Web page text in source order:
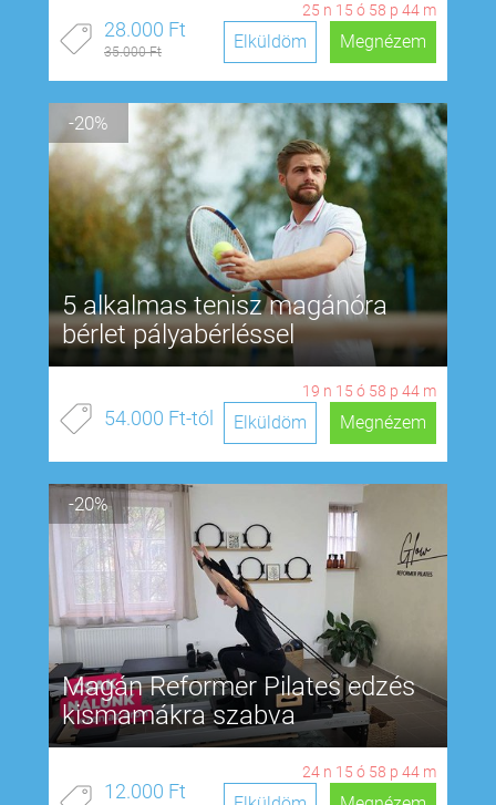
25 n 15 ó 58 p 43 m
28.000 Ft
35.000 Ft Megnézem
Elküldöm
-20%
5 alkalmas tenisz magánóra
bérlet pályabérléssel
19 n 15 ó 58 p 43 m
54.000 Ft-tól Megnézem
Elküldöm
-20%
Magán Reformer Pilates edzés
kismamákra szabva
24 n 15 ó 58 p 43 m
12.000 Ft